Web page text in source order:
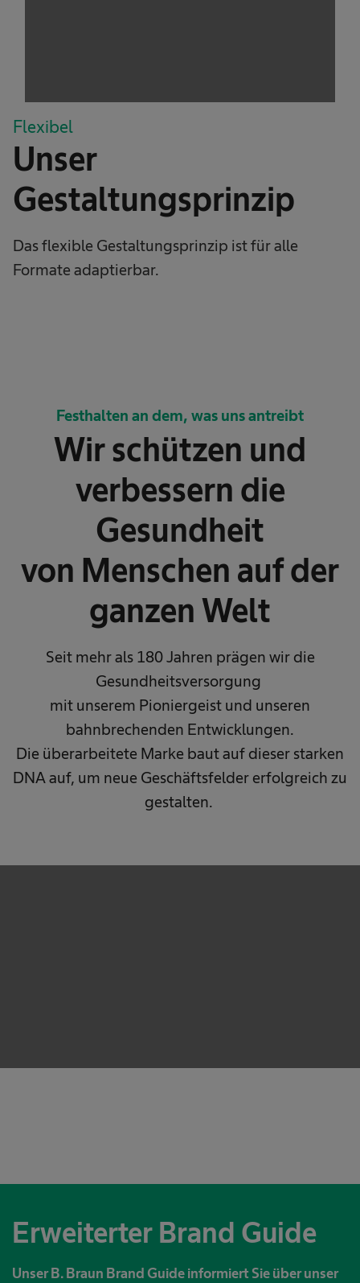
Flexibel
Unser
Gestaltungsprinzip
Das flexible Gestaltungsprinzip ist für alle
Formate adaptierbar.
Festhalten an dem, was uns antreibt
Wir schützen und
verbessern die
Gesundheit
von Menschen auf der
ganzen Welt
Seit mehr als 180 Jahren prägen wir die
Gesundheitsversorgung
mit unserem Pioniergeist und unseren
bahnbrechenden Entwicklungen.
Die überarbeitete Marke baut auf dieser starken
DNA auf, um neue Geschäftsfelder erfolgreich zu
gestalten.
Erweiterter Brand Guide
Unser B. Braun Brand Guide informiert Sie über unser